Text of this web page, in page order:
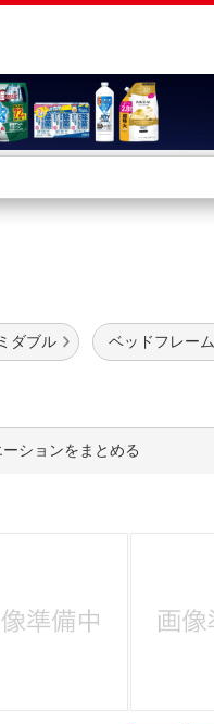
店舗情報・店舗一覧
ダブル ベッドフレー
ションをまとめる